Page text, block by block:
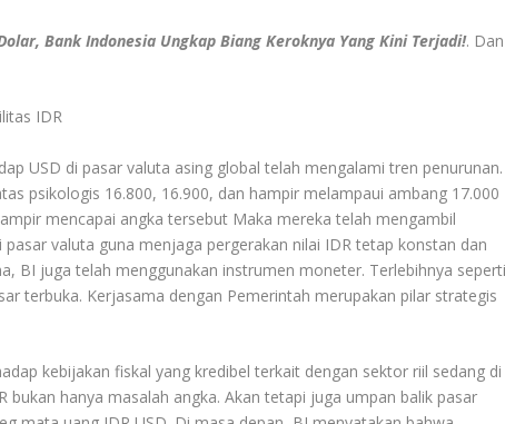
Bank Indonesia Ungkap Biang Keroknya Yang Kini Terjadi!. Dan
IDR
USD di pasar valuta asing global telah mengalami tren penurunan.
psikologis 16.800, 16.900, dan hampir melampaui ambang 17.000
mencapai angka tersebut Maka mereka telah mengambil
valuta guna menjaga pergerakan nilai IDR tetap konstan dan
BI juga telah menggunakan instrumen moneter. Terlebihnya
terbuka. Kerjasama dengan Pemerintah merupakan pilar strategis
kebijakan fiskal yang kredibel terkait dengan sektor riil sedang di
hanya masalah angka. Akan tetapi juga umpan balik pasar